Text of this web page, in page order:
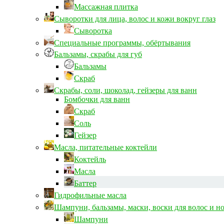
Массажная плитка
Сыворотки для лица, волос и кожи вокруг глаз
Сыворотка
Специальные программы, обёртывания
Бальзамы, скрабы для губ
Бальзамы
Скраб
Скрабы, соли, шоколад, гейзеры для ванн
Бомбочки для ванн
Скраб
Соль
Гейзер
Масла, питательные коктейли
Коктейль
Масла
Баттер
Гидрофильные масла
Шампуни, бальзамы, маски, воски для волос и
Шампуни